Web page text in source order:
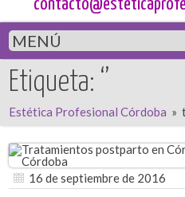
Etiqueta: ‘’
Estética Profesional Córdoba »
16 de septiembre de 2016